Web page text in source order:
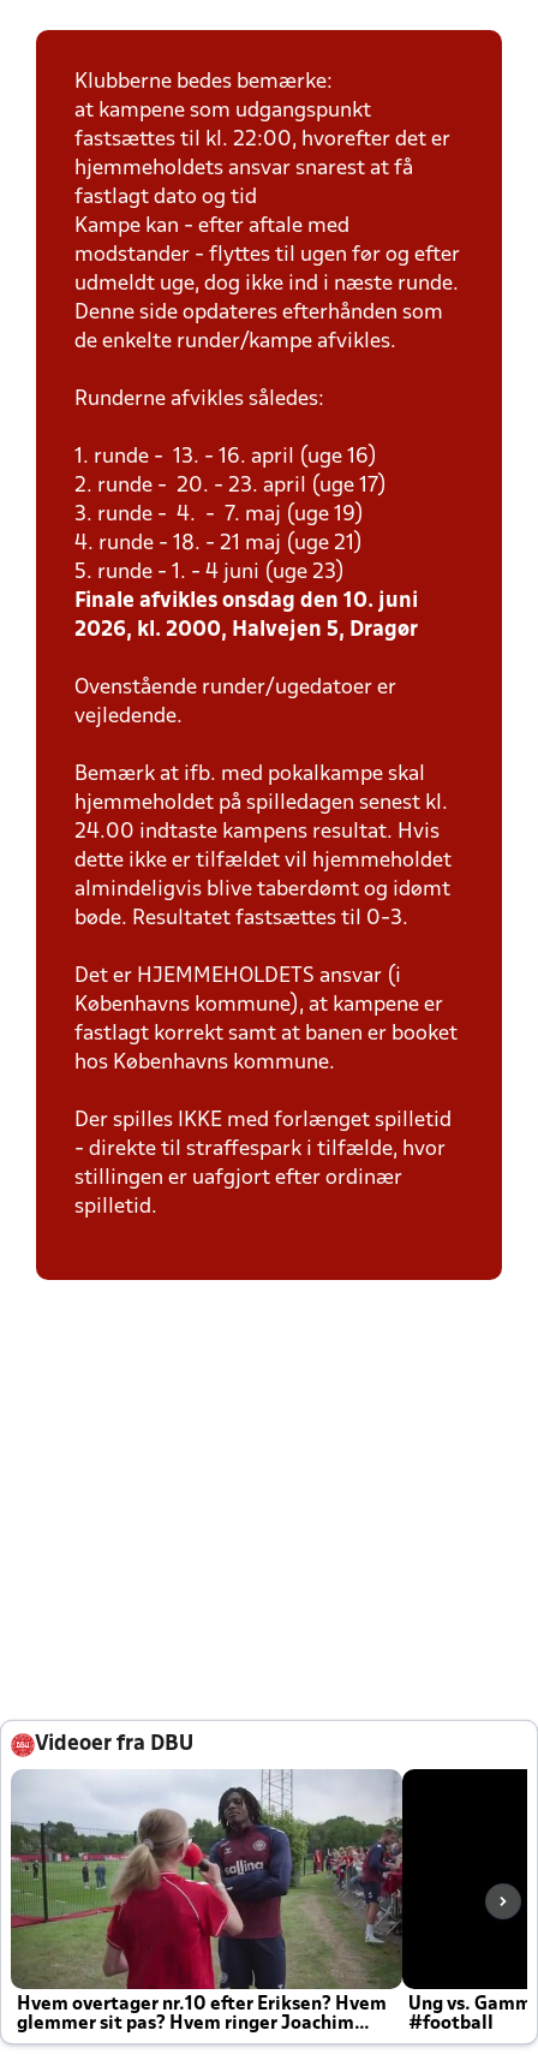
Klubberne bedes bemærke:
at kampene som udgangspunkt
fastsættes til kl. 22:00, hvorefter det er
hjemmeholdets ansvar snarest at få
fastlagt dato og tid
Kampe kan - efter aftale med
modstander - flyttes til ugen før og efter
udmeldt uge, dog ikke ind i næste runde.
Denne side opdateres efterhånden som
de enkelte runder/kampe afvikles.
Runderne afvikles således:
1. runde - 13. - 16. april (uge 16)
2. runde - 20. - 23. april (uge 17)
3. runde - 4. - 7. maj (uge 19)
4. runde - 18. - 21 maj (uge 21)
5. runde - 1. - 4 juni (uge 23)
Finale afvikles onsdag den 10. juni
2026, kl. 2000, Halvejen 5, Dragør
Ovenstående runder/ugedatoer er
vejledende.
Bemærk at ifb. med pokalkampe skal
hjemmeholdet på spilledagen senest kl.
24.00 indtaste kampens resultat. Hvis
dette ikke er tilfældet vil hjemmeholdet
almindeligvis blive taberdømt og idømt
bøde. Resultatet fastsættes til 0-3.
Det er HJEMMEHOLDETS ansvar (i
Københavns kommune), at kampene er
fastlagt korrekt samt at banen er booket
hos Københavns kommune.
Der spilles IKKE med forlænget spilletid
- direkte til straffespark i tilfælde, hvor
stillingen er uafgjort efter ordinær
spilletid.
Videoer fra DBU
Hvem overtager nr.10 efter Eriksen? Hvem
glemmer sit pas? Hvem ringer Joachim
altid til efter kampe?
Ung vs.
#football